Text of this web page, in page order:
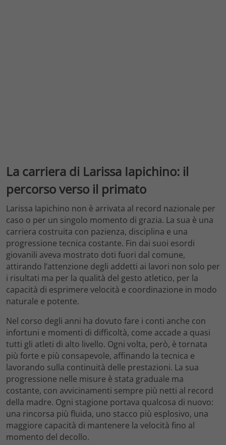
La carriera di Larissa Iapichino: il
percorso verso il primato
Larissa Iapichino non è arrivata al record nazionale per
caso o per un singolo momento di grazia. La sua è una
carriera costruita con pazienza, disciplina e una
progressione tecnica costante. Fin dai suoi esordi
giovanili aveva mostrato doti fuori dal comune,
attirando l’attenzione degli addetti ai lavori non solo per
i risultati ma per la qualità del gesto atletico, per la
capacità di esprimere velocità e coordinazione in modo
naturale e potente.
Nel corso degli anni ha dovuto fare i conti anche con
infortuni e momenti di difficoltà, come accade a quasi
tutti gli atleti di alto livello. Ogni volta, però, è tornata
più forte e più consapevole, affinando la tecnica e
lavorando sulla continuità delle prestazioni. La sua
progressione nelle misure è stata graduale ma
costante, con avvicinamenti sempre più netti al record
della madre. Ogni stagione portava qualcosa di nuovo:
una rincorsa più fluida, uno stacco più esplosivo, una
maggiore capacità di mantenere la velocità fino al
momento del decollo.